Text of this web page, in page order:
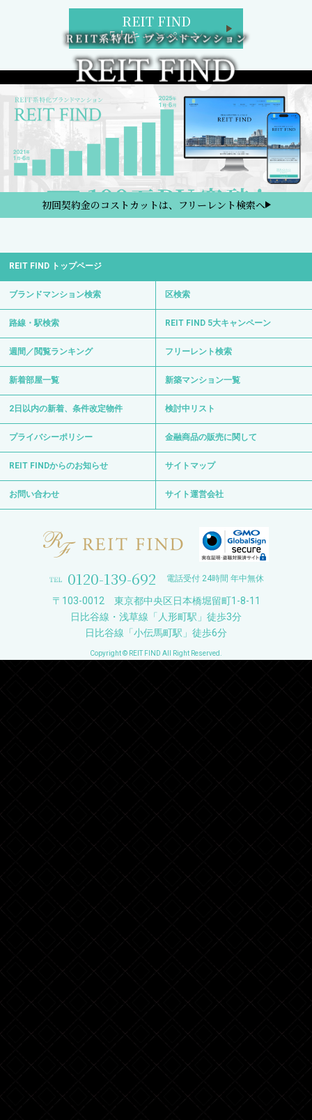
REIT FIND
5大キャンペーン
初回契約金のコストカットは、フリーレント検索へ
REIT FIND トップページ
ブランドマンション検索 区検索
路線・駅検索 REIT FIND 5大キャンペーン
週間／閲覧ランキング フリーレント検索
新着部屋一覧 新築マンション一覧
2日以内の新着、条件改定物件 検討中リスト
プライバシーポリシー 金融商品の販売に関して
REIT FINDからのお知らせ サイトマップ
お問い合わせ サイト運営会社
0120-139-692 電話受付 24時間 年中無休
〒103-0012 東京都中央区日本橋堀留町1-8-11
日比谷線・浅草線「人形町駅」徒歩3分
日比谷線「小伝馬町駅」徒歩6分
Copyright © REIT FIND All Right Reserved.